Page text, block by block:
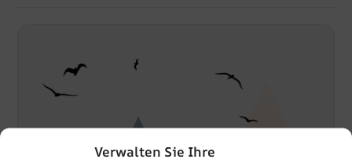
Verwalten Sie Ihre